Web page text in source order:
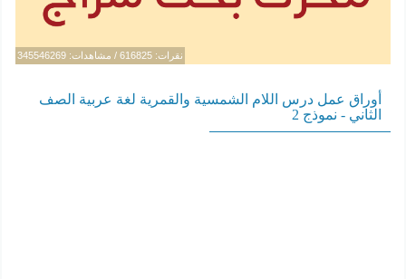
نقرات: 616825 / مشاهدات: 345546269
أوراق عمل درس اللام الشمسية والقمرية لغة عربية الصف
الثاني - نموذج 2